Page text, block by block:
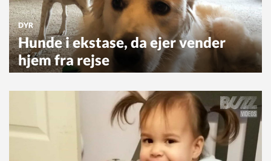
DYR
Hunde i ekstase, da ejer vender
hjem fra rejse